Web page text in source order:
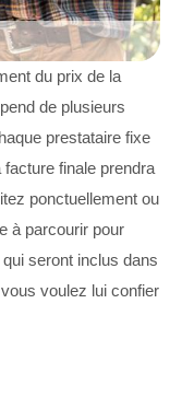
du prix de la
de plusieurs
prestataire fixe
facture finale prendra
ponctuellement ou
à parcourir pour
seront inclus dans
voulez lui confier